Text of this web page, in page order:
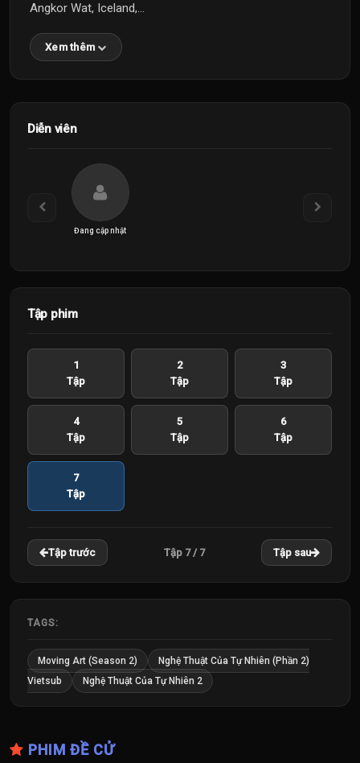
Angkor Wat, Iceland,...
Xem thêm
Diễn viên
Đang cập nhật
Tập phim
1
Tập
2
Tập
3
Tập
4
Tập
5
Tập
6
Tập
7
Tập
Tập trước Tập 7 / 7 Tập sau
TAGS:
Moving Art (Season 2)
Nghệ Thuật Của Tự Nhiên (Phần 2)
Vietsub
Nghệ Thuật Của Tự Nhiên 2
PHIM ĐỀ CỬ